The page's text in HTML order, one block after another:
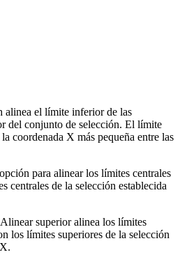
alinea el límite inferior de las
del conjunto de selección. El límite
coordenada X más pequeña entre las
para alinear los límites centrales
centrales de la selección establecida
superior alinea los límites
los límites superiores de la selección